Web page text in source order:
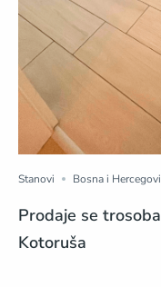
Stanovi Bosna i
Prodaje se
Kotoruša